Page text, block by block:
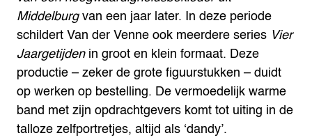
Middelburgvan een jaar later. In deze periode
schildert Van der Venne ook meerdere series Vier
Jaargetijdenin groot en klein formaat. Deze
productie – zeker de grote figuurstukken – duidt
op werken op bestelling. De vermoedelijk warme
band met zijn opdrachtgevers komt tot uiting in de
talloze zelfportretjes, altijd als ‘dandy’.